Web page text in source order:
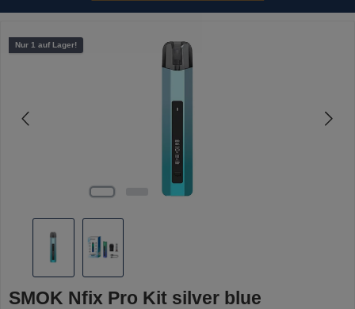
Bildergalerie überspringen
Nur 1 auf Lager!
SMOK Nfix Pro Kit silver blue